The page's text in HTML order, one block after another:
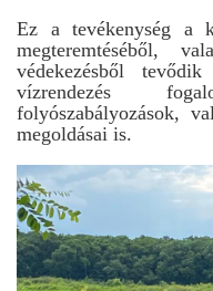
Ez a tevékenység a
megteremtéséből,
védekezésből
vízrendezés
folyószabályozások,
megoldásai is.